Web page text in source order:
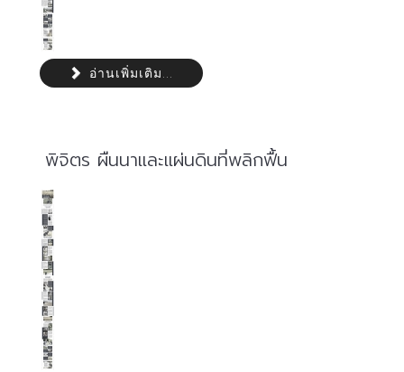
อ่านเพิ่มเติม...
พิจิตร ผืนนาและแผ่นดินที่พลิกฟื้น